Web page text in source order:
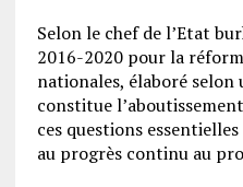
Selon le chef de l’Etat
2016-2020 pour la
nationales, élaboré
constitue
ces questions
au progrès continu au